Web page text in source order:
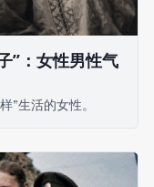
”：女性男性气
”生活的女性。